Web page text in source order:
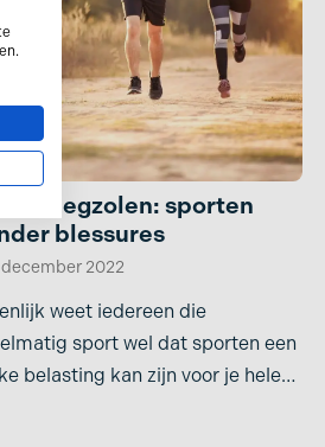
sporten
blessures
2022
weet iedereen die
sport wel dat sporten een
belasting kan zijn voor je hele